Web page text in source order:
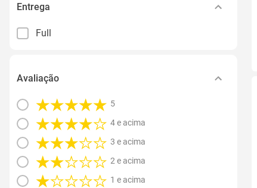
Entrega
Full
Avaliação
5
4 e acima
3 e acima
2 e acima
1 e acima